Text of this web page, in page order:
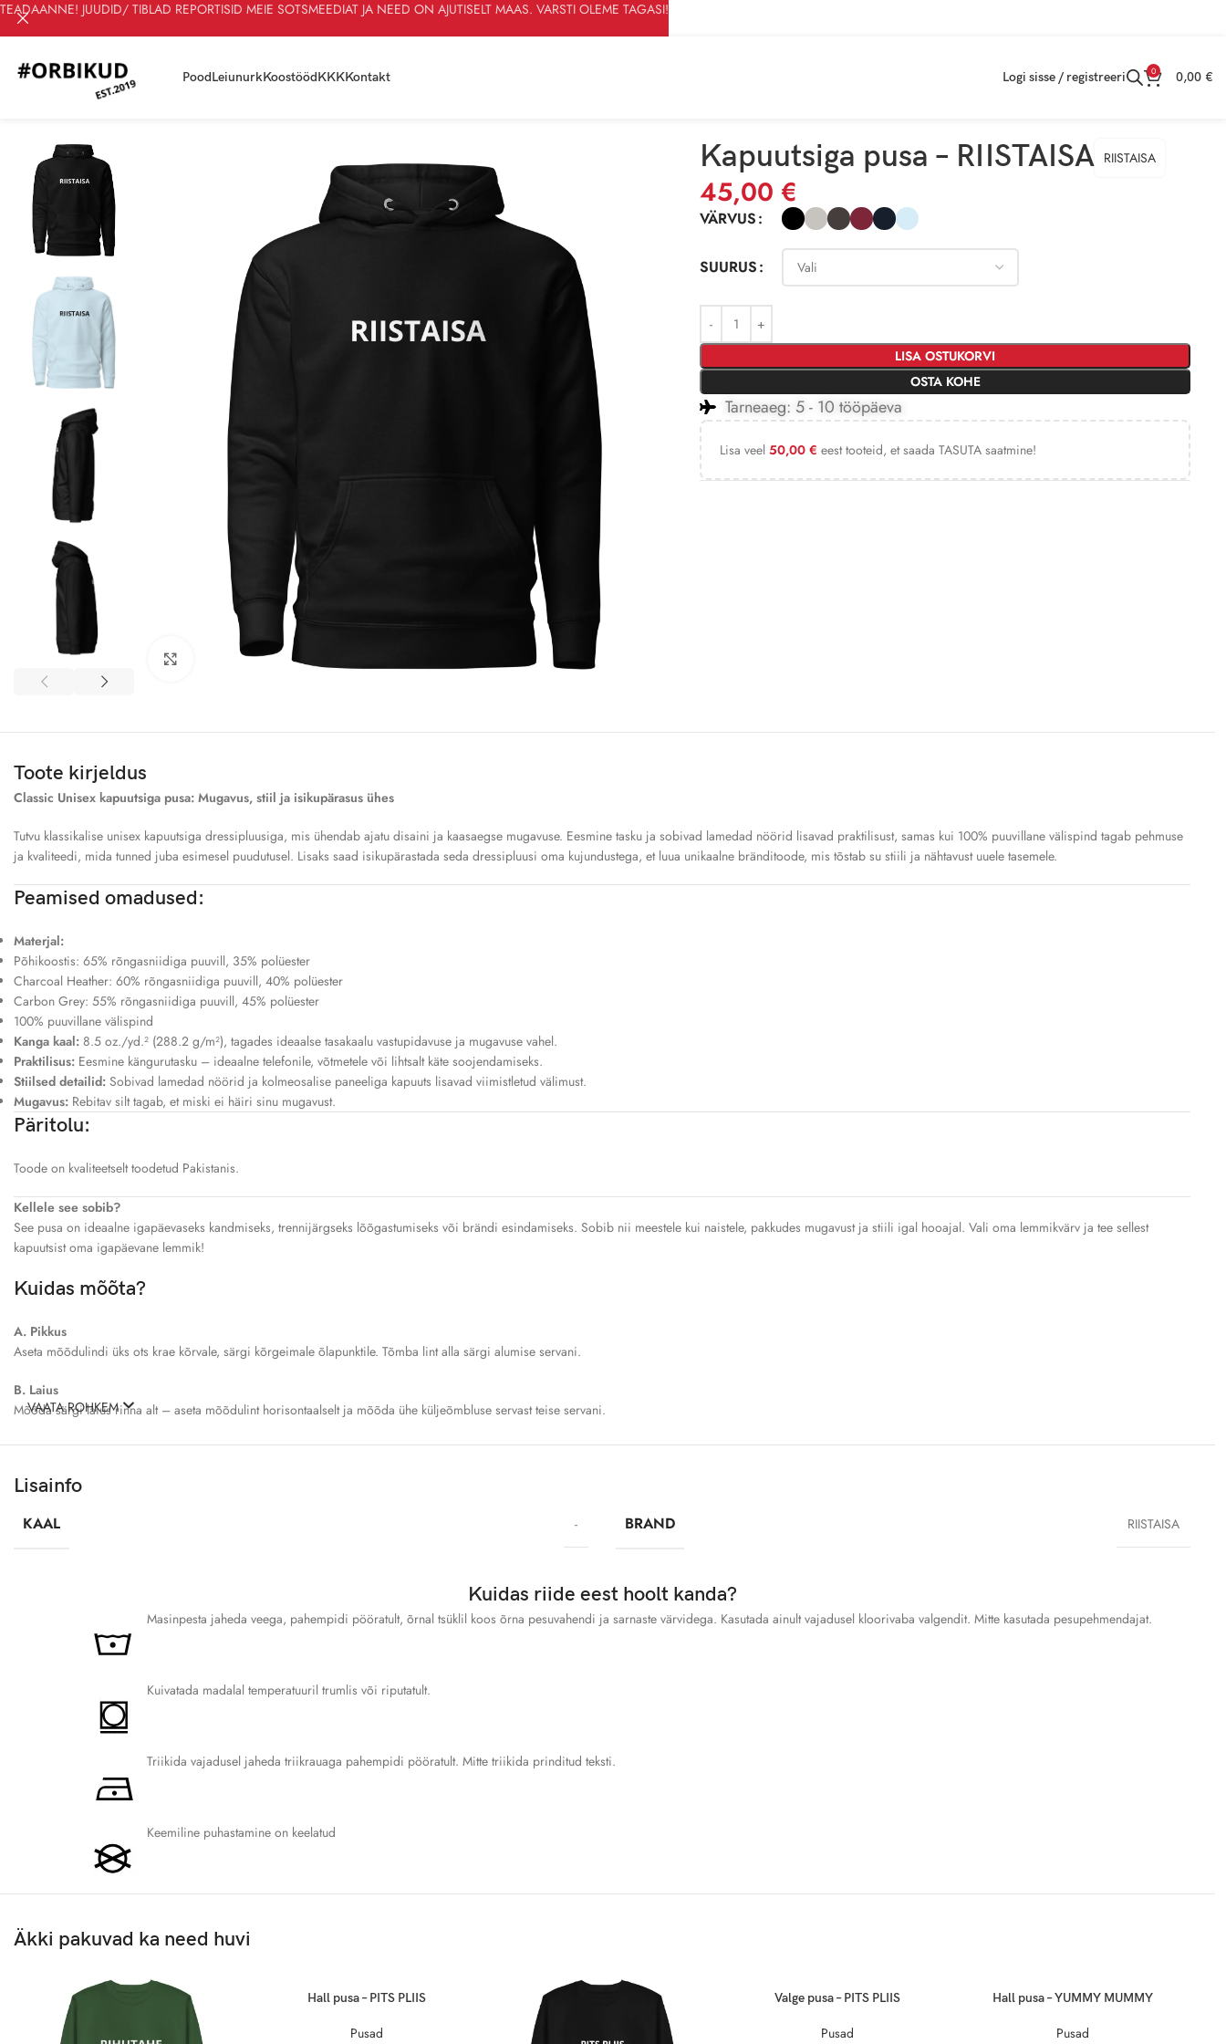
PoodLeiunurkKoostöödKKKKontakt Logi sisse / registreeri 0 0,00 €
Kapuutsiga pusa – RIISTAISA
Click to enlarge
Kapuutsiga pusa – RIISTAISA RIISTAISA
45,00€
VÄRVUS
SUURUS
LISA OSTUKORVI
OSTA KOHE
Tarneaeg: 5 - 10 tööpäeva
Lisa veel50,00€ eest tooteid, et saada TASUTA saatmine!
Toote kirjeldus
Classic Unisex kapuutsiga pusa: Mugavus, stiil ja isikupärasus ühes
Tutvu klassikalise unisex kapuutsiga dressipluusiga, mis ühendab ajatu disaini ja kaasaegse mugavuse. Eesmine tasku ja sobivad lamedad nöörid lisavad praktilisust, samas kui 100% puuvillane välispind tagab pehmuse
ja kvaliteedi, mida tunned juba esimesel puudutusel. Lisaks saad isikupärastada seda dressipluusi oma kujundustega, et luua unikaalne bränditoode, mis tõstab su stiili ja nähtavust uuele tasemele.
Peamised omadused:
Materjal:
Põhikoostis: 65% rõngasniidiga puuvill, 35% polüester
Charcoal Heather: 60% rõngasniidiga puuvill, 40% polüester
Carbon Grey: 55% rõngasniidiga puuvill, 45% polüester
100% puuvillane välispind
Kanga kaal: 8.5 oz./yd.² (288.2 g/m²), tagades ideaalse tasakaalu vastupidavuse ja mugavuse vahel.
Praktilisus: Eesmine kängurutasku – ideaalne telefonile, võtmetele või lihtsalt käte soojendamiseks.
Stiilsed detailid: Sobivad lamedad nöörid ja kolmeosalise paneeliga kapuuts lisavad viimistletud välimust.
Mugavus: Rebitav silt tagab, et miski ei häiri sinu mugavust.
Päritolu:
Toode on kvaliteetselt toodetud Pakistanis.
Kellele see sobib?
See pusa on ideaalne igapäevaseks kandmiseks, trennijärgseks lõõgastumiseks või brändi esindamiseks. Sobib nii meestele kui naistele, pakkudes mugavust ja stiili igal hooajal. Vali oma lemmikvärv ja tee sellest
kapuutsist oma igapäevane lemmik!
Kuidas mõõta?
A. Pikkus
Aseta mõõdulindi üks ots krae kõrvale, särgi kõrgeimale õlapunktile. Tõmba lint alla särgi alumise servani.
B. Laius
Mõõda särgi laius rinna alt – aseta mõõdulint horisontaalselt ja mõõda ühe küljeõmbluse servast teise servani.
Suurustabel
76.2
Nõuanne:
Kui kahtled suuruse valimisel, vali suurem, et tagada mugavam ja lõdvem istuvus. Täiuslik pusa peaks olema sama paindlik kui sina!
VAATA ROHKEM
Lisainfo
KAAL - BRAND RIISTAISA
Kuidas riide eest hoolt kanda?
Masinpesta jaheda veega, pahempidi pööratult, õrnal tsüklil koos õrna pesuvahendi ja sarnaste värvidega. Kasutada ainult vajadusel kloorivaba valgendit. Mitte kasutada pesupehmendajat.
Kuivatada madalal temperatuuril trumlis või riputatult.
Triikida vajadusel jaheda triikrauaga pahempidi pööratult. Mitte triikida prinditud teksti.
Keemiline puhastamine on keelatud
Äkki pakuvad ka need huvi
Hall pusa – PITS PLIIS
Pusad
Valge pusa – PITS PLIIS
Pusad
Hall pusa – YUMMY MUMMY
Pusad
TEADAANNE! JUUDID/ TIBLAD REPORTISID MEIE SOTSMEEDIAT JA NEED ON AJUTISELT MAAS. VARSTI OLEME TAGASI!